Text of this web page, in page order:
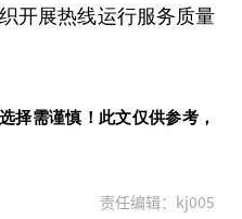
开展热线运行服务质量
择需谨慎！此文仅供参考，
责任编辑：kj005